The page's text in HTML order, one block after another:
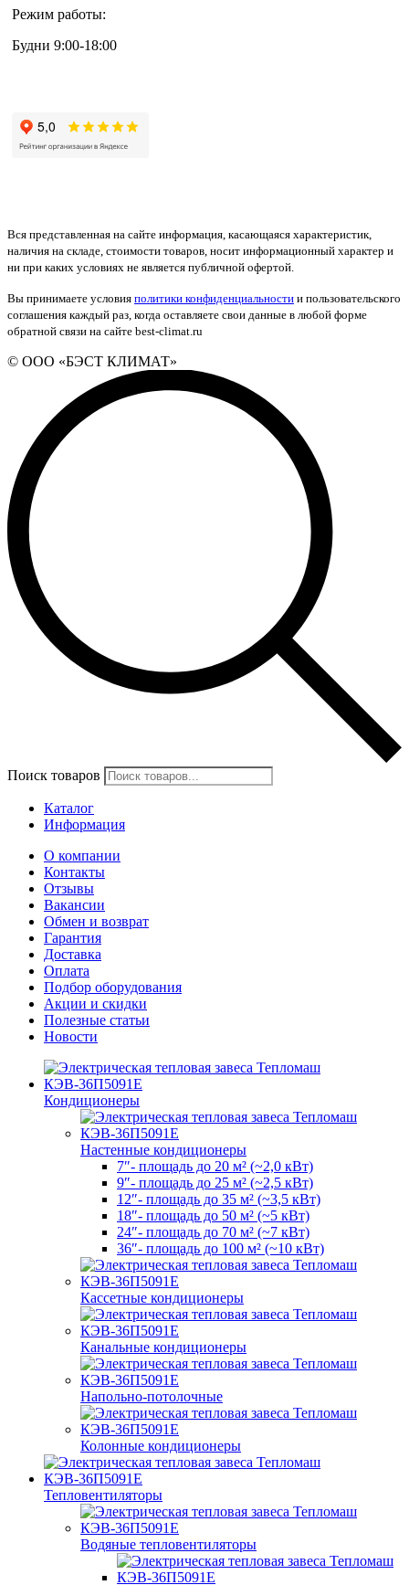
Режим работы:
Будни 9:00-18:00
Вся представленная на сайте информация, касающаяся характеристик,
наличия на складе, стоимости товаров, носит информационный характер и
ни при каких условиях не является публичной офертой.
Вы принимаете условия политики конфиденциальности и пользовательского
соглашения каждый раз, когда оставляете свои данные в любой форме
обратной связи на сайте best-climat.ru
© ООО «БЭСТ КЛИМАТ»
Поиск товаров
Каталог
Информация
О компании
Контакты
Отзывы
Вакансии
Обмен и возврат
Гарантия
Доставка
Оплата
Подбор оборудования
Акции и скидки
Полезные статьи
Новости
Кондиционеры
Настенные кондиционеры
7″- площадь до 20 м² (~2,0 кВт)
9″- площадь до 25 м² (~2,5 кВт)
12″- площадь до 35 м² (~3,5 кВт)
18″- площадь до 50 м² (~5 кВт)
24″- площадь до 70 м² (~7 кВт)
36″- площадь до 100 м² (~10 кВт)
Кассетные кондиционеры
Канальные кондиционеры
Напольно-потолочные
Колонные кондиционеры
Тепловентиляторы
Водяные тепловентиляторы